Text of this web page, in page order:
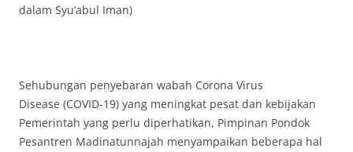
dalam Syu’abul Iman)
Sehubungan penyebaran wabah Corona Virus
Disease (COVID-19) yang meningkat pesat dan kebijakan
Pemerintah yang perlu diperhatikan, Pimpinan Pondok
Pesantren Madinatunnajah menyampaikan beberapa hal